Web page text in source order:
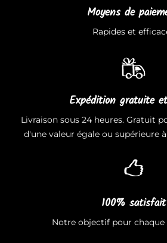
Moyens de
Rapides et
Expédition gratuite
Livraison sous 24 heures. Gratuit
d'une valeur égale ou supérieure à
100% satisfait
Notre objectif pour